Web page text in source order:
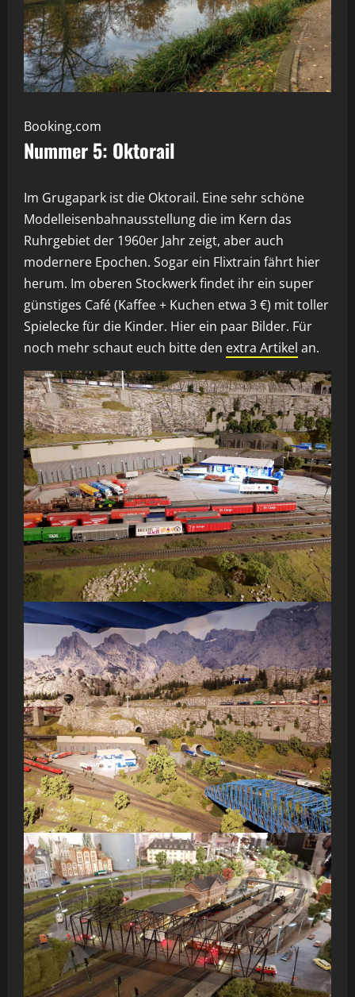
Booking.com
Nummer 5: Oktorail
Im Grugapark ist die Oktorail. Eine sehr schöne
Modelleisenbahnausstellung die im Kern das
Ruhrgebiet der 1960er Jahr zeigt, aber auch
modernere Epochen. Sogar ein Flixtrain fährt hier
herum. Im oberen Stockwerk findet ihr ein super
günstiges Café (Kaffee + Kuchen etwa 3 €) mit toller
Spielecke für die Kinder. Hier ein paar Bilder. Für
noch mehr schaut euch bitte den extra Artikel an.